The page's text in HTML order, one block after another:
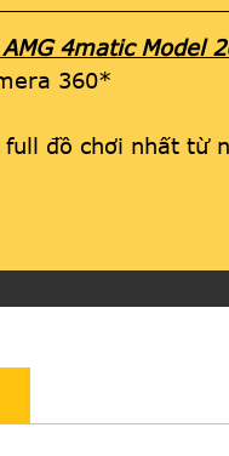
4matic Model
360*
full đồ chơi nhất từ